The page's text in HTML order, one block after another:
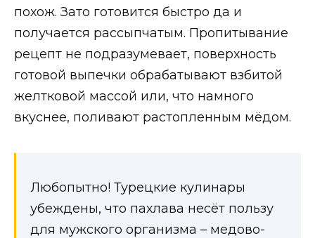
похож. Зато готовится быстро да и
получается рассыпчатым. Пропитывание
рецепт не подразумевает, поверхность
готовой выпечки обрабатывают взбитой
желтковой массой или, что намного
вкуснее, поливают растопленным мёдом.
Любопытно! Турецкие кулинары
убеждены, что пахлава несёт пользу
для мужского организма – медово-